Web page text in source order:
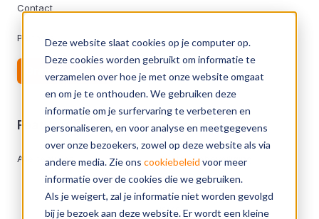
Deze website slaat cookies op je computer op.
Deze cookies worden gebruikt om informatie te
verzamelen over hoe je met onze website omgaat
en om je te onthouden. We gebruiken deze
informatie om je surfervaring te verbeteren en
personaliseren, en voor analyse en meetgegevens
over onze bezoekers, zowel op deze website als via
andere media. Zie ons cookiebeleid voor meer
informatie over de cookies die we gebruiken.
Als je weigert, zal je informatie niet worden gevolgd
bij je bezoek aan deze website. Er wordt een kleine
Contact
Partners
Gratis proberen
Features
Alle features
Resources
Informatiebeveiliging
Certificeringen
ISMS